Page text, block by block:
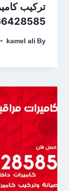
تركيب
66428585 تركيب كاميرا
By
kamel ali